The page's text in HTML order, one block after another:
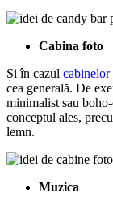
Cabina foto
Și în cazul cabinelor
cea generală. De
minimalist sau
conceptul ales,
lemn.
Muzica